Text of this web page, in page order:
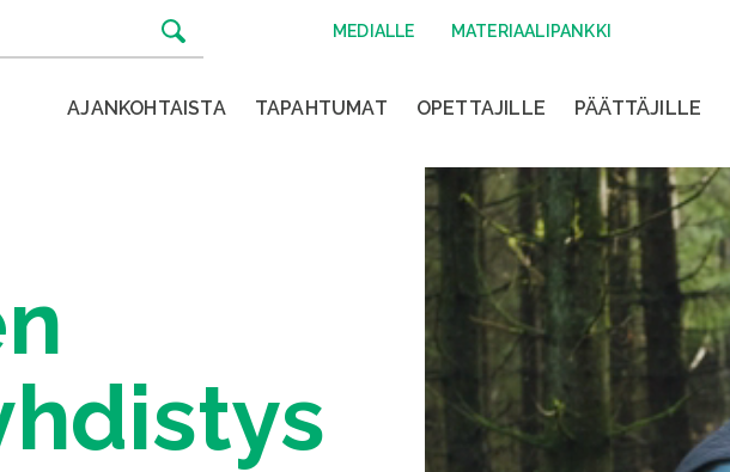
MEDIALLE MATERIAALIPANKKI
AJANKOHTAISTA TAPAHTUMAT OPETTAJILLE PÄÄTTÄJILLE